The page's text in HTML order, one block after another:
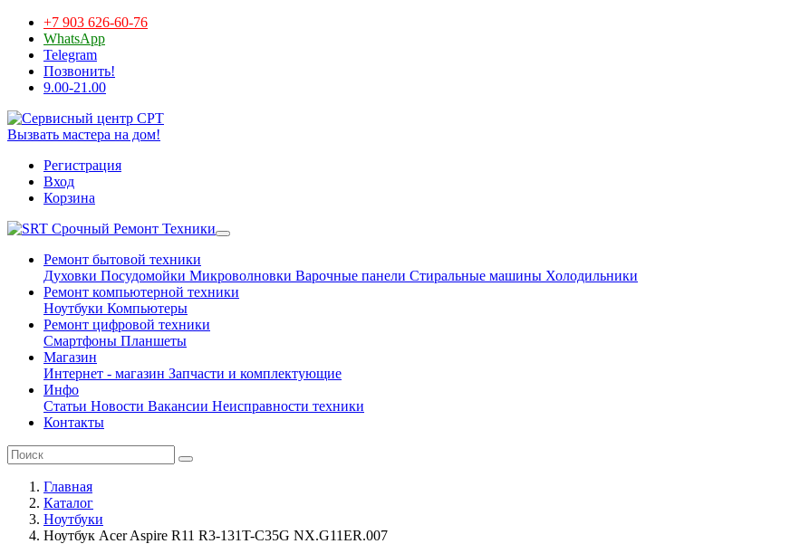
+7 903 626-60-76
WhatsApp
Telegram
Позвонить!
9.00-21.00
Вызвать мастера на дом!
Регистрация
Вход
Корзина
Срочный Ремонт Техники
Ремонт бытовой техники
Духовки Посудомойки Микроволновки Варочные панели Стиральные машины Холодильники
Ремонт компьютерной техники
Ноутбуки Компьютеры
Ремонт цифровой техники
Смартфоны Планшеты
Магазин
Интернет - магазин Запчасти и комплектующие
Инфо
Статьи Новости Вакансии Неисправности техники
Контакты
Главная
Каталог
Ноутбуки
Ноутбук Acer Aspire R11 R3-131T-C35G NX.G11ER.007